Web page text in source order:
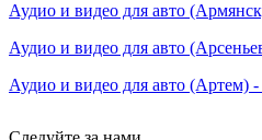
Аудио и видео для авто
Аудио и видео для авто
Аудио и видео для авто (Артем)